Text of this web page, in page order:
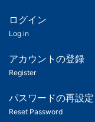
ツ
匿
名
ユ
ー
ログイン
Log in
アカウントの登録
Register
パスワードの再設定
Reset Password